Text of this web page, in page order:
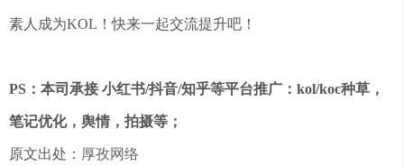
素人成为KOL！快来一起交流提升吧！
PS：本司承接 小红书/抖音/知乎等平台推广：kol/koc种草，
笔记优化，舆情，拍摄等；
原文出处： 厚孜网络